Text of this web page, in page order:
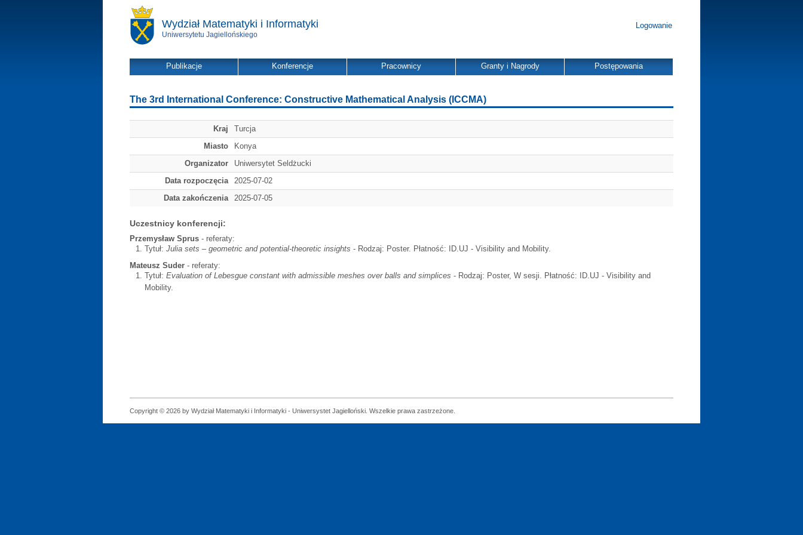
Wydział Matematyki i Informatyki
Uniwersytetu Jagiellońskiego
Logowanie
Publikacje Konferencje Pracownicy Granty i Nagrody Postępowania
The 3rd International Conference: Constructive Mathematical Analysis (ICCMA)
Kraj
Turcja
Miasto
Konya
Organizator
Uniwersytet Seldżucki
Data rozpoczęcia
2025-07-02
Data zakończenia
2025-07-05
Uczestnicy konferencji:
Przemysław Sprus - referaty:
Tytuł: Julia sets – geometric and potential-theoretic insights - Rodzaj: Poster. Płatność: ID.UJ - Visibility and Mobility.
Mateusz Suder - referaty:
Tytuł: Evaluation of Lebesgue constant with admissible meshes over balls and simplices - Rodzaj: Poster, W sesji. Płatność: ID.UJ - Visibility and
Mobility.
Copyright © 2026 by Wydział Matematyki i Informatyki - Uniwersystet Jagielloński. Wszelkie prawa zastrzeżone.